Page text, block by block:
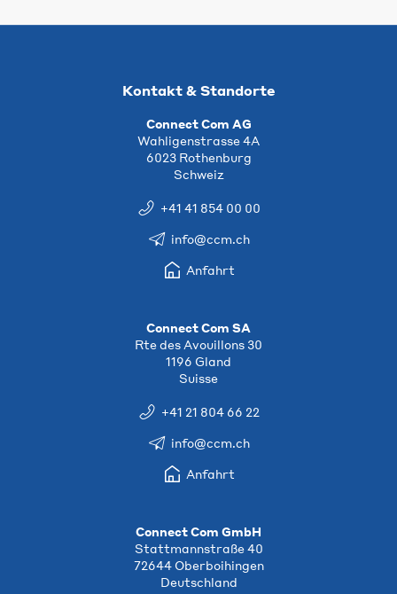
Kontakt & Standorte
Connect Com AG
Wahligenstrasse 4A
6023 Rothenburg
Schweiz
+41 41 854 00 00
info@ccm.ch
Anfahrt
Connect Com SA
Rte des Avouillons 30
1196 Gland
Suisse
+41 21 804 66 22
info@ccm.ch
Anfahrt
Connect Com GmbH
Stattmannstraße 40
72644 Oberboihingen
Deutschland